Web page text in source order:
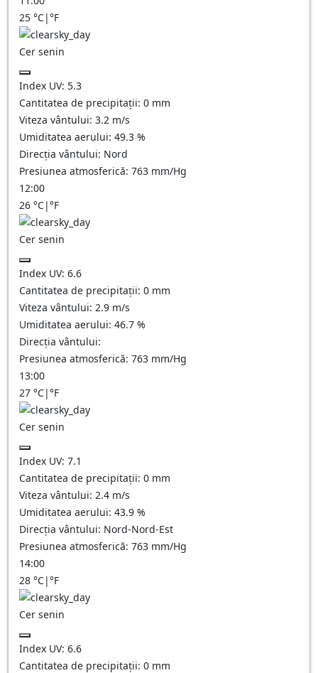
25 °C|°F
Cer senin
Index UV: 5.3
Cantitatea de precipitații: 0 mm
Viteza vântului: 3.2 m/s
Umiditatea aerului: 49.3 %
Direcția vântului: Nord
Presiunea atmosferică: 763 mm/Hg
12:00
26 °C|°F
Cer senin
Index UV: 6.6
Cantitatea de precipitații: 0 mm
Viteza vântului: 2.9 m/s
Umiditatea aerului: 46.7 %
Direcția vântului:
Presiunea atmosferică: 763 mm/Hg
13:00
27 °C|°F
Cer senin
Index UV: 7.1
Cantitatea de precipitații: 0 mm
Viteza vântului: 2.4 m/s
Umiditatea aerului: 43.9 %
Direcția vântului: Nord-Nord-Est
Presiunea atmosferică: 763 mm/Hg
14:00
28 °C|°F
Cer senin
Index UV: 6.6
Cantitatea de precipitații: 0 mm